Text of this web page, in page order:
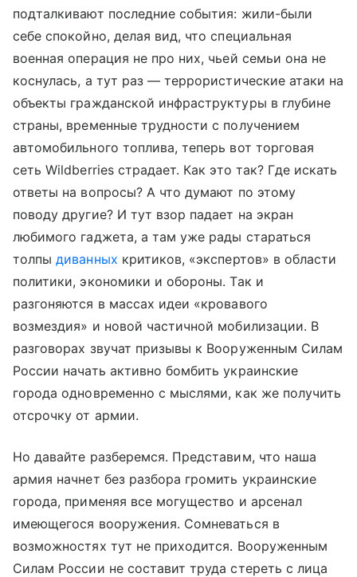
подталкивают последние события: жили-были
себе спокойно, делая вид, что специальная
военная операция не про них, чьей семьи она не
коснулась, а тут раз — террористические атаки на
объекты гражданской инфраструктуры в глубине
страны, временные трудности с получением
автомобильного топлива, теперь вот торговая
сеть Wildberries страдает. Как это так? Где искать
ответы на вопросы? А что думают по этому
поводу другие? И тут взор падает на экран
любимого гаджета, а там уже рады стараться
толпыдиванных критиков, «экспертов» в области
политики, экономики и обороны. Так и
разгоняются в массах идеи «кровавого
возмездия» и новой частичной мобилизации. В
разговорах звучат призывы к Вооруженным Силам
России начать активно бомбить украинские
города одновременно с мыслями, как же получить
отсрочку от армии.
Но давайте разберемся. Представим, что наша
армия начнет без разбора громить украинские
города, применяя все могущество и арсенал
имеющегося вооружения. Сомневаться в
возможностях тут не приходится. Вооруженным
Силам России не составит труда стереть с лица